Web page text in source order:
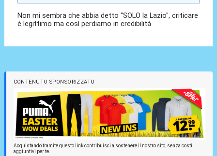
Non mi sembra che abbia detto "SOLO la Lazio", criticare
è legittimo ma così perdiamo in credibilità
CONTENUTO SPONSORIZZATO
Acquistando tramite questo link contribuisci a sostenere il nostro sito, senza costi
aggiuntivi per te.